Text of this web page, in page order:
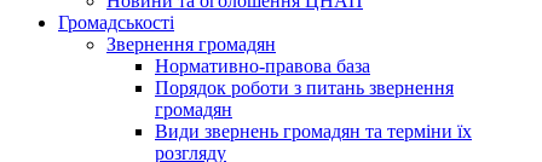
Громадськості
Звернення громадян
Нормативно-правова база
Порядок роботи з питань звернення
громадян
Види звернень громадян та терміни їх
розгляду